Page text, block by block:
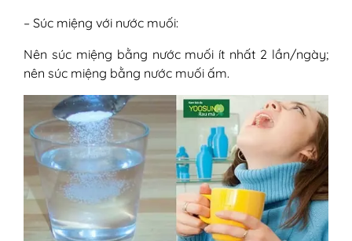
– Súc miệng với nước muối:
Nên súc miệng bằng nước muối ít nhất 2 lần/ngày;
nên súc miệng bằng nước muối ấm.